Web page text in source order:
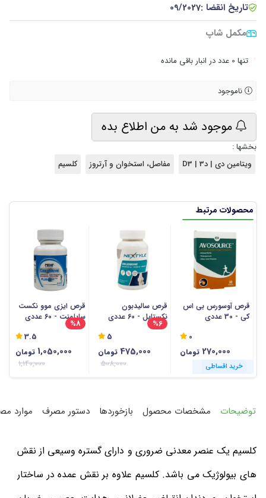
تاریخ انقضا :09/2027
مکمل شاپ
تنها 0 عدد در انبار باقی مانده
ناموجود
موجود شد به من اطلاع بده
بخشها :
ویتامین دی | د3 | D3
مفاصل، استخوان و آرتروز کلسیم
محصولات مرتبط
قرص آوسورس بی اس
کی - 30 عددی
0
270,000 تومان
خرید اقساطی
قرص سالیدبون
نکستایل - 60 عددی
5
%6
475,000 تومان
508,000 خرید اقساطی
قرص ایزی موو نکست
ساپلمنت - 60 عددی
3.5
%8
1,050,000 تومان
1,140,000 خرید اقساطی
خرید اقساطی
خرید اقساطی
خرید اقساطی
خرید اقساطی
خرید اقساطی
خرید اقساطی
خرید اقساطی
خرید اقساطی
خرید اقساطی
توضیحات مشخصات محصول بازخوردها دستور مصرف موارد
کلسیم یک عنصر معدنی ضروری و دارای گستره وسیعی از نقش
های بیولوژیک می باشد. کلسیم علاوه بر نقش عمده در ساختار